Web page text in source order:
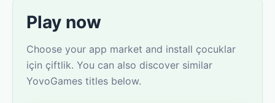
Play now
Choose your app market and install çocuklar
için çiftlik. You can also discover similar
YovoGames titles below.